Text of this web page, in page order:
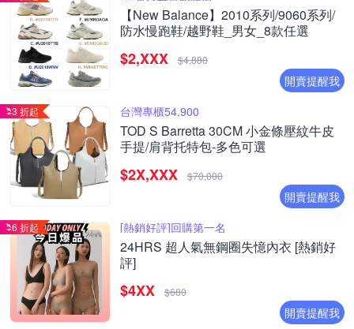
【New Balance】2010系列/9060系列/
防水慢跑鞋/越野鞋_男女_8款任選
$2,XXX $4,880
開賣提醒我
3 折起 台灣專櫃54,900
TOD S Barretta 30CM 小金條壓紋牛皮
手提/肩背托特包-多色可選
$2X,XXX $70,000
開賣提醒我
6 折起 [熱銷好評]回購第一名
24HRS 超人氣無鋼圈失憶內衣 [熱銷好
評]
$4XX $680
開賣提醒我